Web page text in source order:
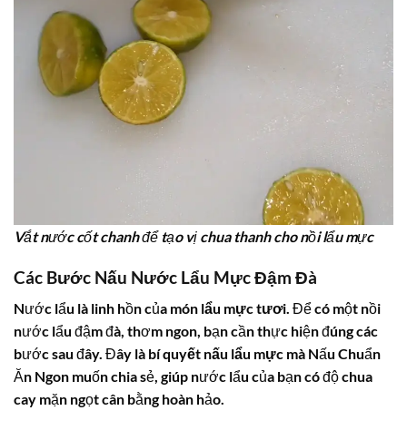
Vắt nước cốt chanh để tạo vị chua thanh cho nồi lẩu mực
Các Bước Nấu Nước Lẩu Mực Đậm Đà
Nước lẩu là linh hồn của món lẩu mực tươi. Để có một nồi
nước lẩu đậm đà, thơm ngon, bạn cần thực hiện đúng các
bước sau đây. Đây là bí quyết nấu lẩu mực mà Nấu Chuẩn
Ăn Ngon muốn chia sẻ, giúp nước lẩu của bạn có độ chua
cay mặn ngọt cân bằng hoàn hảo.